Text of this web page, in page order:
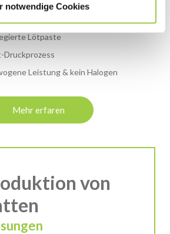
notwendige Cookies
305-16
Lötpaste
Druckprozess
Leistung & kein Halogen
Mehr erfaren
von